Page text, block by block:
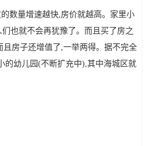
数量增速越快,房价就越高。家里小
也就不会再犹豫了。而且买了房之
房子还增值了,一举两得。据不完全
的幼儿园(不断扩充中),其中海城区就